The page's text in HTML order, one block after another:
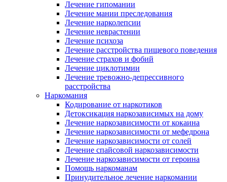
Лечение гипомании
Лечение мании преследования
Лечение нарколепсии
Лечение неврастении
Лечение психоза
Лечение расстройства пищевого поведения
Лечение страхов и фобий
Лечение циклотимии
Лечение тревожно-депрессивного
расстройства
Наркомания
Кодирование от наркотиков
Детоксикация наркозависимых на дому
Лечение наркозависимости от кокаина
Лечение наркозависимости от мефедрона
Лечение наркозависимости от солей
Лечение спайсовой наркозависимости
Лечение наркозависимости от героина
Помощь наркоманам
Принудительное лечение наркомании